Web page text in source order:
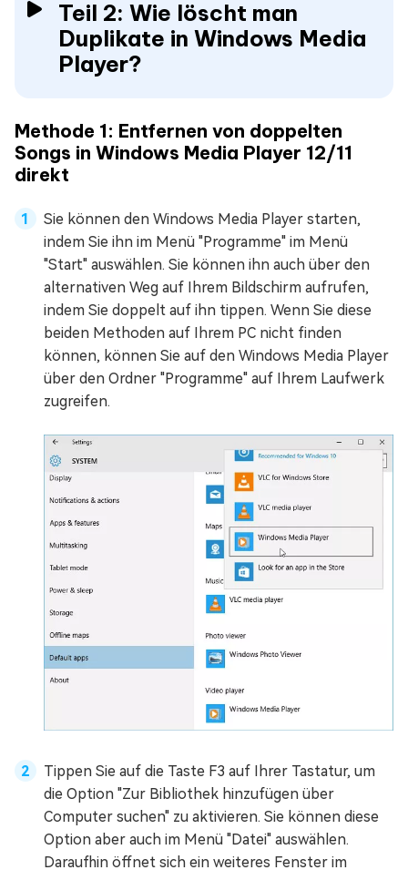
Teil 2: Wie löscht man
Duplikate in Windows Media
Player?
Methode 1: Entfernen von doppelten
Songs in Windows Media Player 12/11
direkt
Sie können den Windows Media Player starten,
indem Sie ihn im Menü "Programme" im Menü
"Start" auswählen. Sie können ihn auch über den
alternativen Weg auf Ihrem Bildschirm aufrufen,
indem Sie doppelt auf ihn tippen. Wenn Sie diese
beiden Methoden auf Ihrem PC nicht finden
können, können Sie auf den Windows Media Player
über den Ordner "Programme" auf Ihrem Laufwerk
zugreifen.
Tippen Sie auf die Taste F3 auf Ihrer Tastatur, um
die Option "Zur Bibliothek hinzufügen über
Computer suchen" zu aktivieren. Sie können diese
Option aber auch im Menü "Datei" auswählen.
Daraufhin öffnet sich ein weiteres Fenster im